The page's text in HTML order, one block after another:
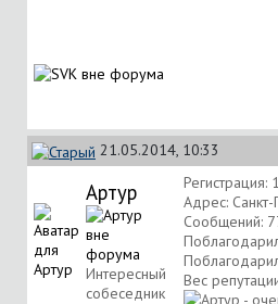
21.05.2014, 10:33
Артур
Интересный
собеседник
Регистрация:
Адрес:
Сообщений:
Вес